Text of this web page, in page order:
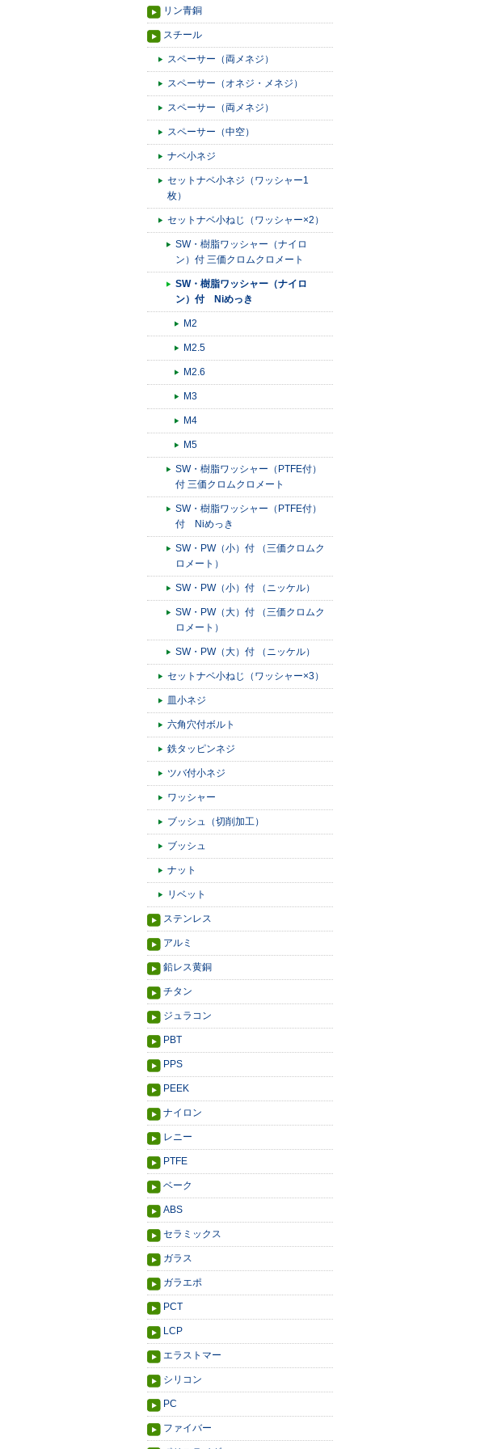
リン青銅
スチール
スペーサー（両メネジ）
スペーサー（オネジ・メネジ）
スペーサー（両メネジ）
スペーサー（中空）
ナベ小ネジ
セットナベ小ネジ（ワッシャー1
枚）
セットナベ小ねじ（ワッシャー×2）
SW・樹脂ワッシャー（ナイロ
ン）付 三価クロムクロメート
SW・樹脂ワッシャー（ナイロ
ン）付 Niめっき
M2
M2.5
M2.6
M3
M4
M5
SW・樹脂ワッシャー（PTFE付）
付 三価クロムクロメート
SW・樹脂ワッシャー（PTFE付）
付 Niめっき
SW・PW（小）付 （三価クロムク
ロメート）
SW・PW（小）付 （ニッケル）
SW・PW（大）付 （三価クロムク
ロメート）
SW・PW（大）付 （ニッケル）
セットナベ小ねじ（ワッシャー×3）
皿小ネジ
六角穴付ボルト
鉄タッピンネジ
ツバ付小ネジ
ワッシャー
ブッシュ（切削加工）
ブッシュ
ナット
リベット
ステンレス
アルミ
鉛レス黄銅
チタン
ジュラコン
PBT
PPS
PEEK
ナイロン
レニー
PTFE
ベーク
ABS
セラミックス
ガラス
ガラエポ
PCT
LCP
エラストマー
シリコン
PC
ファイバー